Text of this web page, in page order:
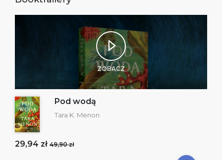
ZOBACZ
Pod wodą
Tara K. Menon
29,94 zł 49,90 zł